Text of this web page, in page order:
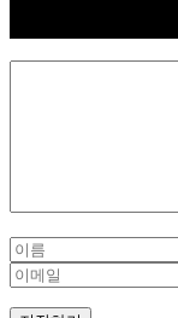
Name